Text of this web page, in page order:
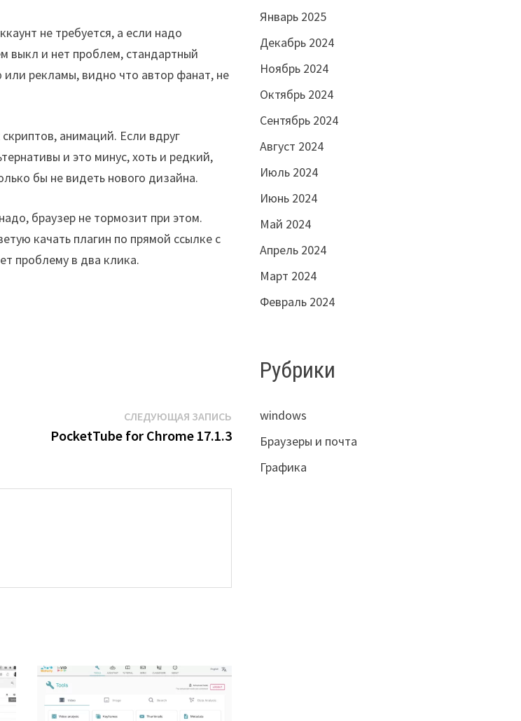
не требуется, а если надо
выкл и нет проблем, стандартный
или рекламы, видно что автор фанат, не
анимаций. Если вдруг
и это минус, хоть и редкий,
бы не видеть нового дизайна.
браузер не тормозит при этом.
качать плагин по прямой ссылке с
проблему в два клика.
СЛЕДУЮЩАЯ ЗАПИСЬСледующая
запись:
PocketTube for Chrome 17.1.3
Январь 2025
Декабрь 2024
Ноябрь 2024
Октябрь 2024
Сентябрь 2024
Август 2024
Июль 2024
Июнь 2024
Май 2024
Апрель 2024
Март 2024
Февраль 2024
Рубрики
windows
Браузеры и почта
Графика